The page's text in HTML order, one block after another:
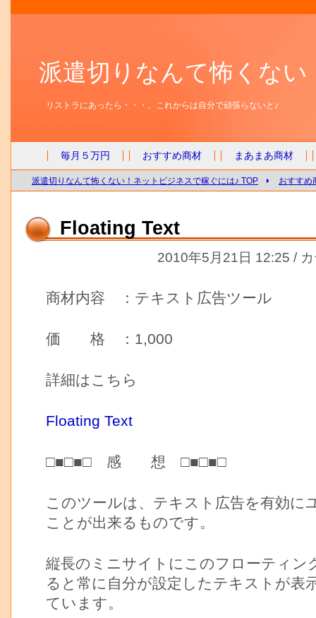
派遣切りなんて怖くな
リストラにあったら・・・。これからは自分で頑張らないと♪
毎月５万円 おすすめ商材 まあまあ商材
派遣切りなんて怖くない！ネットビジネスで稼ぐには♪ TOP おすすめ
Floating Text
2010年5月21日 12:25 /
商材内容 ：テキスト広告ツール
価 格 ：1,000
詳細はこちら
Floating Text
□■□■□ 感 想 □■□■□
このツールは、テキスト広告を有効に
ことが出来るものです。
縦長のミニサイトにこのフローティン
ると常に自分が設定したテキストが表
ています。